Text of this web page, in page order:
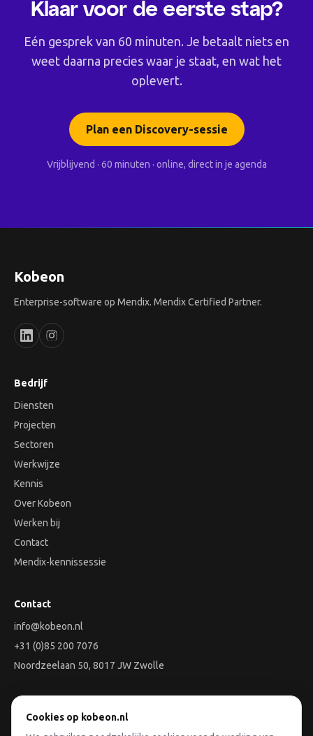
Klaar voor de eerste stap?
Eén gesprek van 60 minuten. Je betaalt niets en
weet daarna precies waar je staat, en wat het
oplevert.
Plan een Discovery-sessie
Vrijblijvend · 60 minuten · online, direct in je agenda
Kobeon
Enterprise-software op Mendix. Mendix Certified Partner.
Bedrijf
Diensten
Projecten
Sectoren
Werkwijze
Kennis
Over Kobeon
Werken bij
Contact
Mendix-kennissessie
Contact
info@kobeon.nl
+31 (0)85 200 7076
Noordzeelaan 50, 8017 JW Zwolle
Cookies op kobeon.nl